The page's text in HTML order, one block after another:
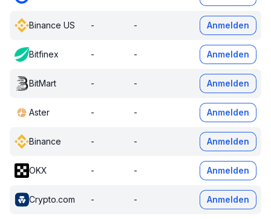
Binance US - - Anmelden
Bitfinex - - Anmelden
BitMart - - Anmelden
Aster - - Anmelden
Binance - - Anmelden
OKX - - Anmelden
Crypto.com - - Anmelden